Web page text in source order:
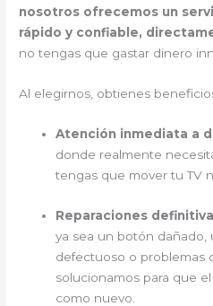
nosotros ofrecemos un
rápido y confiable,
no tengas que gastar dinero
Al elegirnos, obtienes
Atención inmediata a
donde realmente
tengas que mover tu TV
Reparaciones
ya sea un botón dañado,
defectuoso o problemas
solucionamos para que
como nuevo.